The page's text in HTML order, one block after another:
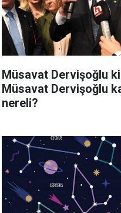
Müsavat Dervişoğlu
Müsavat Dervişoğlu
nereli?